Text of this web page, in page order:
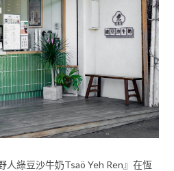
人綠豆沙牛奶Tsaö Yeh Ren』在恆